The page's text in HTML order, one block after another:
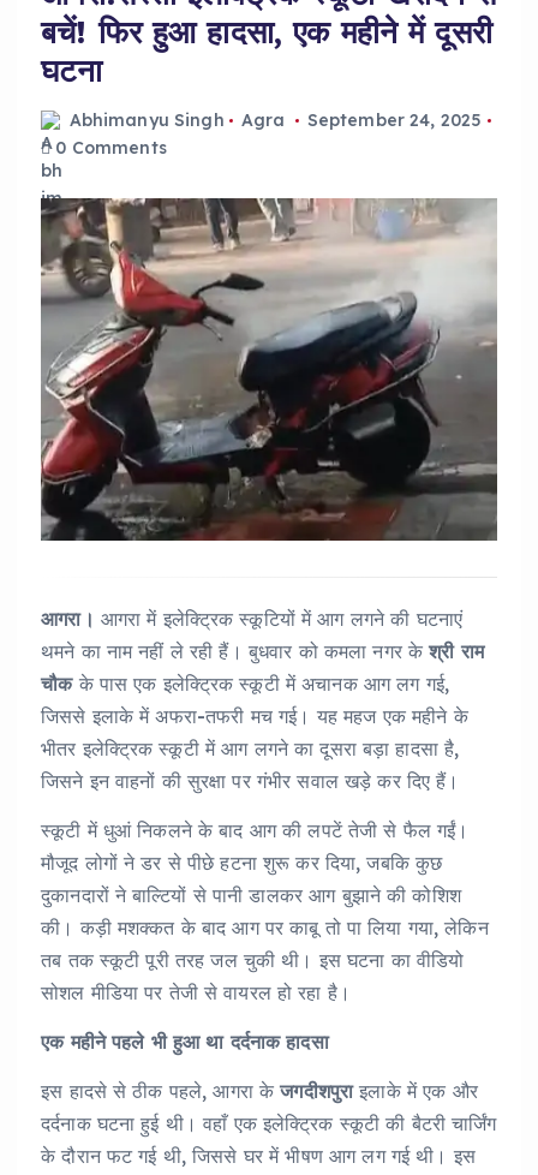
बचें! फिर हुआ हादसा, एक महीने में दूसरी
घटना
Abhimanyu Singh Agra
September 24, 2025
0 Comments
आगरा। आगरा में इलेक्ट्रिक स्कूटियों में आग लगने की घटनाएं
थमने का नाम नहीं ले रही हैं। बुधवार को कमला नगर केश्री राम
चौकके पास एक इलेक्ट्रिक स्कूटी में अचानक आग लग गई,
जिससे इलाके में अफरा-तफरी मच गई। यह महज एक महीने के
भीतर इलेक्ट्रिक स्कूटी में आग लगने का दूसरा बड़ा हादसा है,
जिसने इन वाहनों की सुरक्षा पर गंभीर सवाल खड़े कर दिए हैं।
स्कूटी में धुआं निकलने के बाद आग की लपटें तेजी से फैल गईं।
मौजूद लोगों ने डर से पीछे हटना शुरू कर दिया, जबकि कुछ
दुकानदारों ने बाल्टियों से पानी डालकर आग बुझाने की कोशिश
की। कड़ी मशक्कत के बाद आग पर काबू तो पा लिया गया, लेकिन
तब तक स्कूटी पूरी तरह जल चुकी थी। इस घटना का वीडियो
सोशल मीडिया पर तेजी से वायरल हो रहा है।
एक महीने पहले भी हुआ था दर्दनाक हादसा
इस हादसे से ठीक पहले, आगरा केजगदीशपुराइलाके में एक और
दर्दनाक घटना हुई थी। वहाँ एक इलेक्ट्रिक स्कूटी की बैटरी चार्जिंग
के दौरान फट गई थी, जिससे घर में भीषण आग लग गई थी। इस